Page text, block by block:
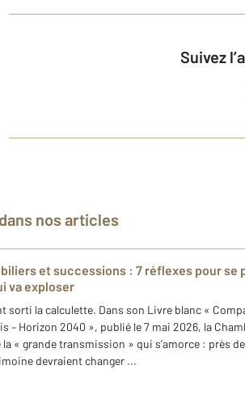
Suivez
dans nos articles
et successions : 7 réflexes pour se
va exploser
sorti la calculette. Dans son Livre blanc «
– Horizon 2040 », publié le 7 mai 2026, la
« grande transmission » qui s’amorce : près
devraient changer ...